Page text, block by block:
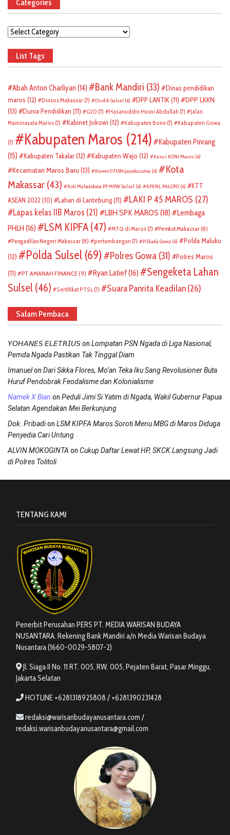
Categories
Categories
List Tags
Abah Anton Charliyan (14) Bank Mandiri (33)
Dinas pendidikan
maros (12) Dinsos Makassar (7) Disdik Sulsel (6) DPP LANTIK(11)
DPP LKKN
(13)
Dunia Pendidikan (11) G20 (7) Hasanuddin Husni Abdullah (7)
Jalan
Maminasata Maros (7) Kabinet Jokowi (12) Kabupaten Bone (7) Kabupaten Gowa
(7) Kabupaten Maros (214)
Kabupaten Pinrang
(15)
Kabupaten Takalar(12) Kabupaten Wajo (12) Kasus KONI Maros (6)
Kecamatan Maros Baru (13) Korem 071/Wijayakusuma (6)
Kota
Makassar (43) Koti Mahatidana PP MPW Sulsel (6) KPKNL PALOPO (6)
KTT
ASEAN 2022 (10) Lahan di Lantebung(11) LAKI P 45 MAROS (27)
Lapas kelas IIB Maros (21) LBH SPK MAROS (18)
Lembaga
PHLH (16) LSM KIPFA (47) MTQ di Maros (7) Pemkot Makassar (8)
Pengadilan Negeri Makassar (8) pertambangan (7) Pilkada Gowa (6)
Polda Maluku
(12)
Polda Sulsel (69) Polres Gowa (31)
Polres Maros
(11)
PT AMANAH FINANCE(9) Ryan Latief(16)
Sengeketa Lahan
Sulsel (46) Sertifikat PTSL (7) Suara Panrita Keadilan(26)
Salam Pembaca
𝘠𝘖𝘏𝘈𝘕𝘌𝘚 𝘌𝘓𝘌𝘛𝘙𝘐𝘜𝘚on Lompatan PSN Ngada di Liga Nasional,
Pemda Ngada Pastikan Tak Tinggal Diam
Imanuelon Dari Sikka Flores, Mo’an Teka Iku Sang Revolusioner Buta
Huruf Pendobrak Feodalisme dan Kolonialisme
Namek X Bian on Peduli Jimi Si Yatim di Ngada, Wakil Gubernur Papua
Selatan Agendakan Mei Berkunjung
Dok. Pribadion LSM KIPFA Maros Soroti Menu MBG di Maros Diduga
Penyedia Cari Untung
ALVIN MOKOGINTA on Cukup Daftar Lewat HP, SKCK Langsung Jadi
di Polres Tolitoli
TENTANG KAMI
Penerbit Perusahan PERS PT. MEDIA WARISAN BUDAYA
NUSANTARA. Rekening Bank Mandiri a/n Media Warisan Budaya
Nusantara (1660-0029-5807-2)
Jl. Siaga II No. 11 RT. 005, RW. 005, Pejaten Barat, Pasar Minggu,
Jakarta Selatan
HOTLINE +6281318925808 / +6281390231428
redaksi@warisanbudayanusantara.com /
redaksi.warisanbudayanusantara@gmail.com